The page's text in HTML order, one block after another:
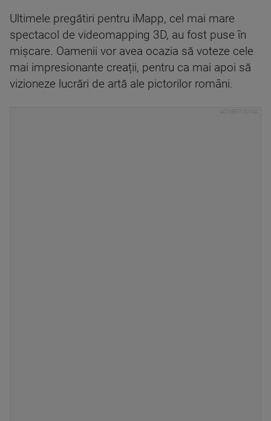
Ultimele pregătiri pentru iMapp, cel mai mare
spectacol de videomapping 3D, au fost puse în
mișcare. Oamenii vor avea ocazia să voteze cele
mai impresionante creații, pentru ca mai apoi să
vizioneze lucrări de artă ale pictorilor români.